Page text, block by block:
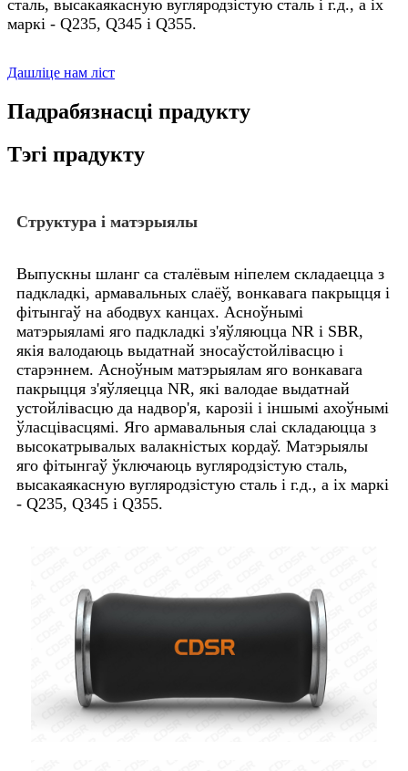
сталь, высакаякасную вугляродзістую сталь і г.д., а іх
маркі - Q235, Q345 і Q355.
Дашліце нам ліст
Падрабязнасці прадукту
Тэгі прадукту
Структура і матэрыялы
Выпускны шланг са сталёвым ніпелем складаецца з
падкладкі, армавальных слаёў, вонкавага пакрыцця і
фітынгаў на абодвух канцах. Асноўнымі
матэрыяламі яго падкладкі з'яўляюцца NR і SBR,
якія валодаюць выдатнай зносаўстойлівасцю і
старэннем. Асноўным матэрыялам яго вонкавага
пакрыцця з'яўляецца NR, які валодае выдатнай
устойлівасцю да надвор'я, карозіі і іншымі ахоўнымі
ўласцівасцямі. Яго армавальныя слаі складаюцца з
высокатрывалых валакністых кордаў. Матэрыялы
яго фітынгаў ўключаюць вугляродзістую сталь,
высакаякасную вугляродзістую сталь і г.д., а іх маркі
- Q235, Q345 і Q355.